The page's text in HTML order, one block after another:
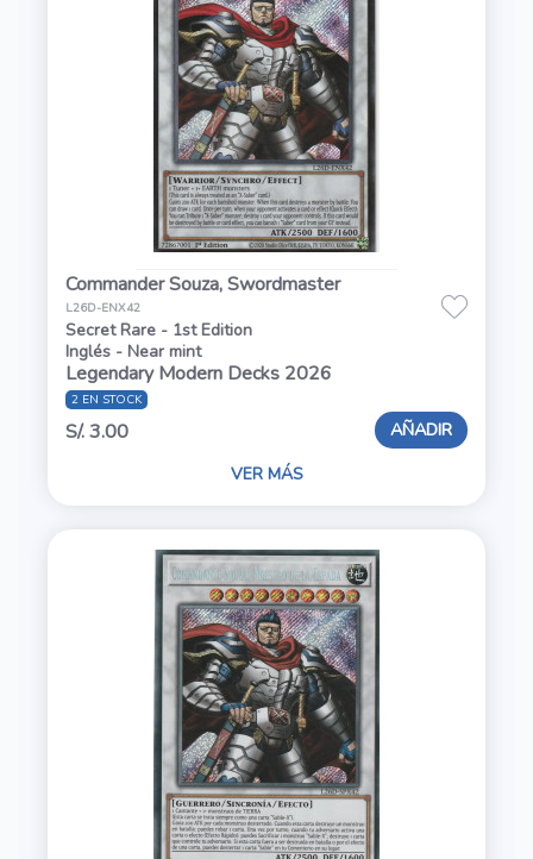
Commander Souza, Swordmaster
L26D-ENX42
Secret Rare - 1st Edition
Inglés - Near mint
Legendary Modern Decks 2026
2 EN STOCK
S/. 3.00 AÑADIR
VER MÁS